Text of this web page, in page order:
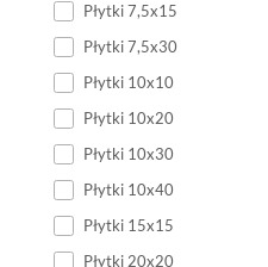
Płytki 7,5x15
Płytki 7,5x30
Płytki 10x10
Płytki 10x20
Płytki 10x30
Płytki 10x40
Płytki 15x15
Płytki 20x20